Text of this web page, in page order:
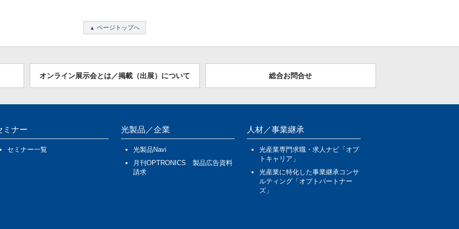
ページトップへ
オンライン展示会とは／掲載（出展）について 総合お問合せ